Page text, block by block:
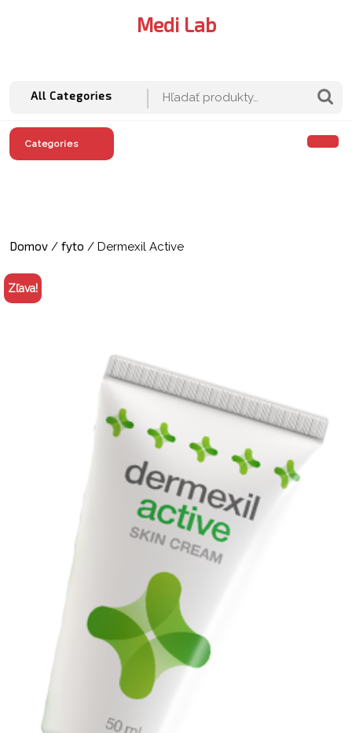
Medi Lab
All Categories Hľadať:
Categories
Domov / fyto / Dermexil Active
Zľava!